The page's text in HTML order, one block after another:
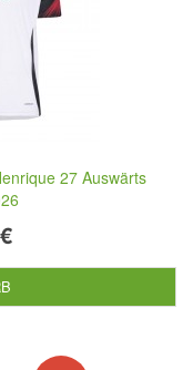
27 Auswärts